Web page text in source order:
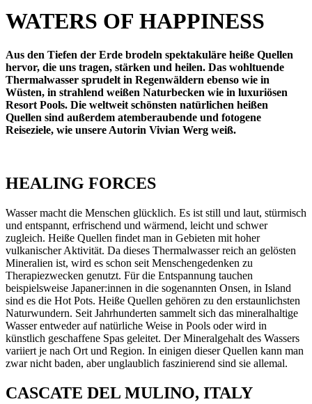
WATERS OF HAPPINESS
Aus den Tiefen der Erde brodeln spektakuläre heiße Quellen
hervor, die uns tragen, stärken und heilen. Das wohltuende
Thermalwasser sprudelt in Regenwäldern ebenso wie in
Wüsten, in strahlend weißen Naturbecken wie in luxuriösen
Resort Pools. Die weltweit schönsten natürlichen heißen
Quellen sind außerdem atemberaubende und fotogene
Reiseziele, wie unsere Autorin Vivian Werg weiß.
HEALING FORCES
Wasser macht die Menschen glücklich. Es ist still und laut, stürmisch
und entspannt, erfrischend und wärmend, leicht und schwer
zugleich. Heiße Quellen findet man in Gebieten mit hoher
vulkanischer Aktivität. Da dieses Thermalwasser reich an gelösten
Mineralien ist, wird es schon seit Menschengedenken zu
Therapiezwecken genutzt. Für die Entspannung tauchen
beispielsweise Japaner:innen in die sogenannten Onsen, in Island
sind es die Hot Pots. Heiße Quellen gehören zu den erstaunlichsten
Naturwundern. Seit Jahrhunderten sammelt sich das mineralhaltige
Wasser entweder auf natürliche Weise in Pools oder wird in
künstlich geschaffene Spas geleitet. Der Mineralgehalt des Wassers
variiert je nach Ort und Region. In einigen dieser Quellen kann man
zwar nicht baden, aber unglaublich faszinierend sind sie allemal.
CASCATE DEL MULINO, ITALY